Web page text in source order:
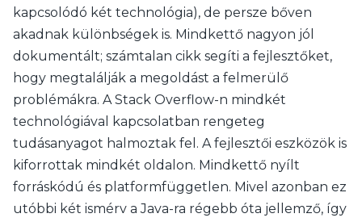
kapcsolódó két technológia), de persze bőven
akadnak különbségek is. Mindkettő nagyon jól
dokumentált; számtalan cikk segíti a fejlesztőket,
hogy megtalálják a megoldást a felmerülő
problémákra. A Stack Overflow-n mindkét
technológiával kapcsolatban rengeteg
tudásanyagot halmoztak fel. A fejlesztői eszközök is
kiforrottak mindkét oldalon. Mindkettő nyílt
forráskódú és platformfüggetlen. Mivel azonban ez
utóbbi két ismérv a Java-ra régebb óta jellemző, így